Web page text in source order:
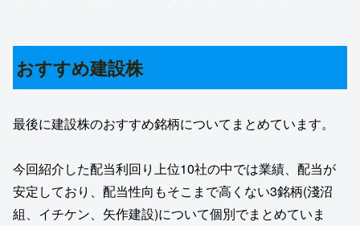
おすすめ建設株
最後に建設株のおすすめ銘柄についてまとめています。
今回紹介した配当利回り上位10社の中では業績、配当が
安定しており、配当性向もそこまで高くない3銘柄(淺沼
組、イチケン、矢作建設)について個別でまとめていま